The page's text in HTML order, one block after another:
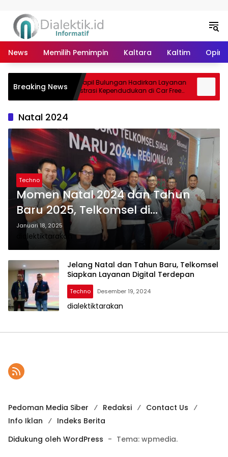
News Memilih Pemimpin Kaltara Kaltim Opini
Breaking NewsDisdukcapil Bulungan Hadirkan Layanan
Administrasi Kependudukan di Car Free
Day Tebu Kayan
Natal 2024
Techno
Momen Natal 2024 dan Tahun
Baru 2025, Telkomsel di
Kalimantan Catat Kenaikan Trafik
Broadband
Januari 18, 2025
dialektiktarakan
Jelang Natal dan Tahun Baru, Telkomsel
Siapkan Layanan Digital Terdepan
Techno Desember 19, 2024
dialektiktarakan
Pedoman Media Siber Redaksi
Contact Us
Info Iklan
Indeks Berita
Didukung oleh WordPress - Tema: wpmedia.